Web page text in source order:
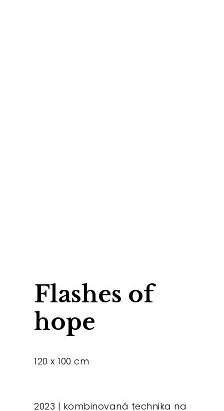
Flashes of
hope
120 x 100 cm
2023 | kombinovaná technika na